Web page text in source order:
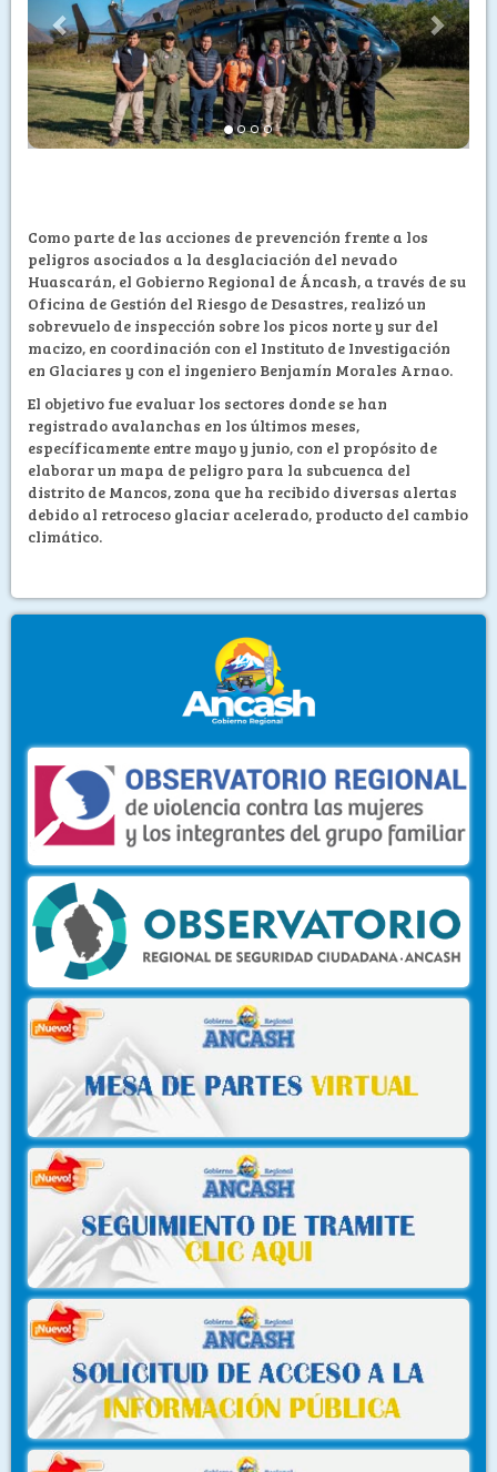
Como parte de las acciones de prevención frente a los
peligros asociados a la desglaciación del nevado
Huascarán, el Gobierno Regional de Áncash, a través de su
Oficina de Gestión del Riesgo de Desastres, realizó un
sobrevuelo de inspección sobre los picos norte y sur del
macizo, en coordinación con el Instituto de Investigación
en Glaciares y con el ingeniero Benjamín Morales Arnao.
El objetivo fue evaluar los sectores donde se han
registrado avalanchas en los últimos meses,
específicamente entre mayo y junio, con el propósito de
elaborar un mapa de peligro para la subcuenca del
distrito de Mancos, zona que ha recibido diversas alertas
debido al retroceso glaciar acelerado, producto del cambio
climático.